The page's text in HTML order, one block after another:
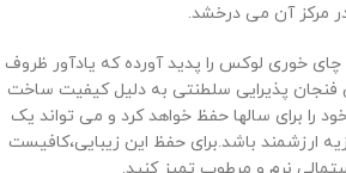
مرکز آن می‌ درخشد.
خوری لوکس را پدید آورده که یادآور ظروف
پذیرایی سلطنتی به دلیل کیفیت ساخت
را برای سالها حفظ خواهد کرد و می ‌تواند یک
ارزشمند باشد.برای حفظ این زیبایی،کافیست